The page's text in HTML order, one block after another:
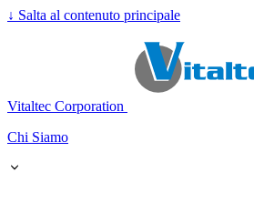
↓ Salta al contenuto principale
Vitaltec Corporation
Chi Siamo